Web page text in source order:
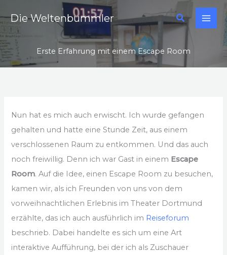
Inhalt
springen
Die Weltenbummler Suchen
Erste Erfahrung mit einem Escape Room
Nun hat es mich auch erwischt. Ich wurde gefangen
gehalten und hatte eine Stunde Zeit, aus einem
verschlossenen Raum zu entkommen. Und das auch
noch freiwillig. Denn ich war Gast in einem Escape
Room. Auf die Idee, einen Escape Room zu besuchen,
kamen wir, als ich Freunden von uns von dem
vorweihnachtlichen Erlebnis im Theater Dortmund
erzählte, das ich auch ausführlich im Reiseforum
beschrieb. Dabei handelte es sich um eine Art
interaktive Aufführung, bei der ich als Zuschauer